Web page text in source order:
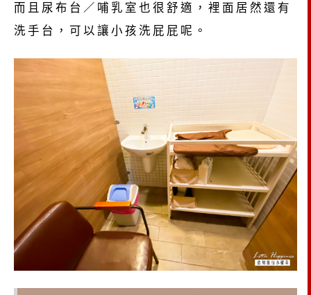
而且尿布台／哺乳室也很舒適，裡面居然還有
洗手台，可以讓小孩洗屁屁呢。